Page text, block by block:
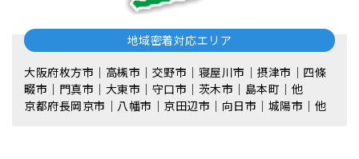
地域密着対応エリア
大阪府枚方市｜高槻市｜交野市｜寝屋川市｜摂津市｜四條
畷市｜門真市｜大東市｜守口市｜茨木市｜島本町｜他
京都府長岡京市｜八幡市｜京田辺市｜向日市｜城陽市｜他